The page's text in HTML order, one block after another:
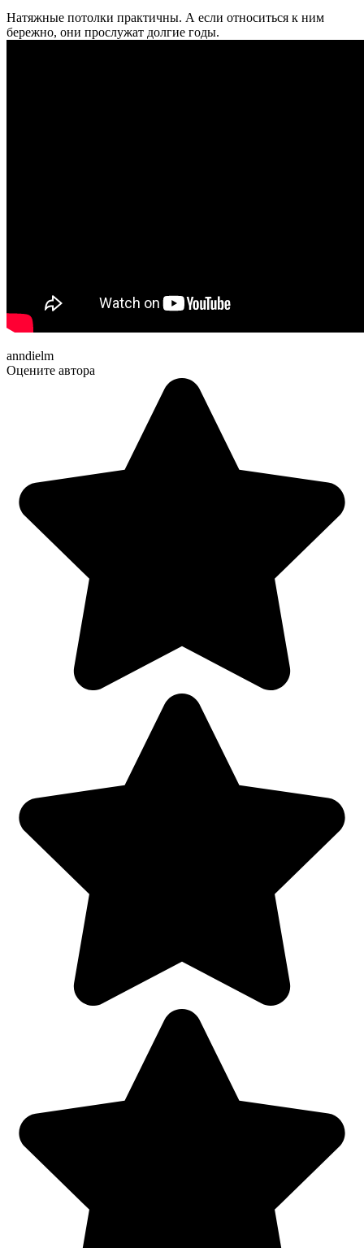
Натяжные потолки практичны. А если относиться к ним
бережно, они прослужат долгие годы.
anndielm
Оцените автора